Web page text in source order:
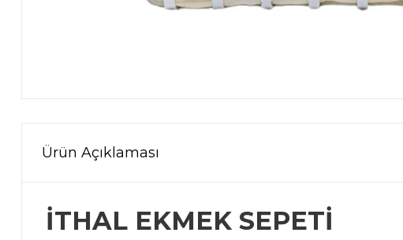
Ürün Açıklaması
İTHAL EKMEK SEPETİ